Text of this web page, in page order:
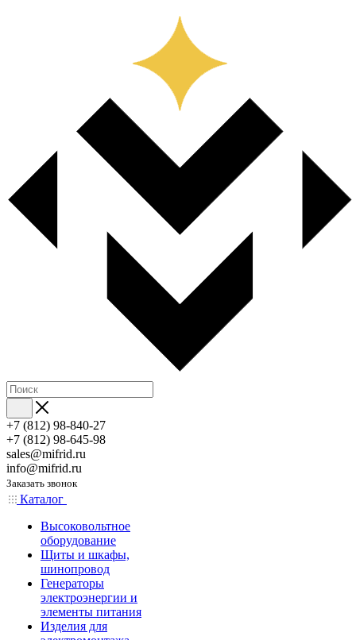
+7 (812) 98-840-27
+7 (812) 98-645-98
sales@mifrid.ru
info@mifrid.ru
Заказать звонок
Каталог
Высоковольтное
оборудование
Щиты и шкафы,
шинопровод
Генераторы
электроэнергии и
элементы питания
Изделия для